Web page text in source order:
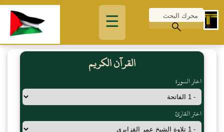
☰
القرآن الكريم
اختر السورة
اختر القارئ